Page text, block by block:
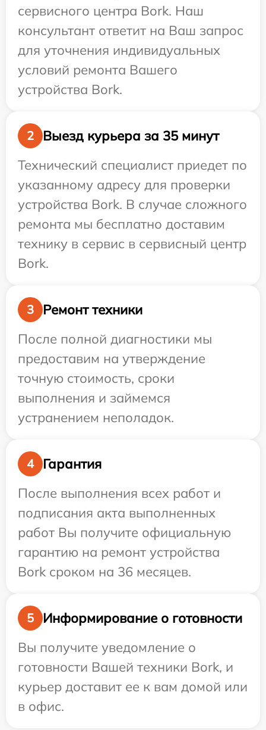
сервисного центра Bork. Наш
консультант ответит на Ваш запрос
для уточнения индивидуальных
условий ремонта Вашего
устройства Bork.
2
Выезд курьера за 35 минут
Технический специалист приедет по
указанному адресу для проверки
устройства Bork. В случае сложного
ремонта мы бесплатно доставим
технику в сервис в сервисный центр
Bork.
3
Ремонт техники
После полной диагностики мы
предоставим на утверждение
точную стоимость, сроки
выполнения и займемся
устранением неполадок.
4
Гарантия
После выполнения всех работ и
подписания акта выполненных
работ Вы получите официальную
гарантию на ремонт устройства
Bork сроком на 36 месяцев.
5
Информирование о готовности
Вы получите уведомление о
готовности Вашей техники Bork, и
курьер доставит ее к вам домой или
в офис.